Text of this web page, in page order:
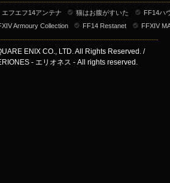
エフエフ14アンテナ 猫はお腹がすいた
FF14ハ
Armoury Collection FF14 Restanet FFXIV
ENIX CO., LTD. All Rights Reserved. /
- エリオネス - All rights reserved.